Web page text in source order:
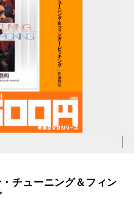
拡大す
チューニング＆フィン